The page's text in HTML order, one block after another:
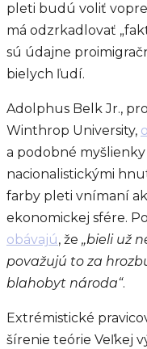
pleti budú voliť
má odzrkadlovať
sú údajne
bielych ľudí.
Adolphus Belk Jr.,
Winthrop University,
a podobné
nacionalistickými
farby pleti vnímaní
ekonomickej sfére.
obávajú, že „bieli už
považujú to za
blahobyt národa“.
Extrémistické
šírenie teórie Veľkej